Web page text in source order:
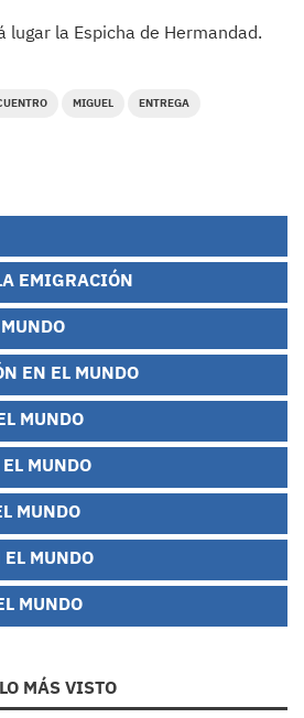
lugar la Espicha de Hermandad.
MIGUEL ENTREGA
EMIGRACIÓN
EN EL MUNDO
MUNDO
MUNDO
MUNDO
MUNDO
MUNDO
LO MÁS VISTO